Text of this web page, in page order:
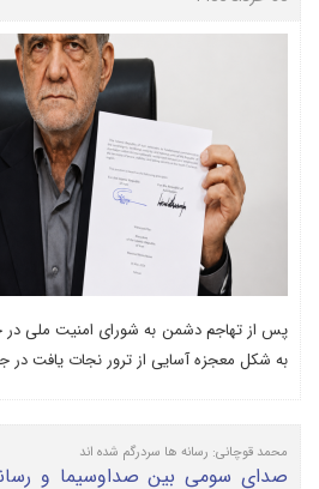
به شکل معجزه آسایی از ترور نجات یافت در جنگ
محمد قوچانی: رسانه ها سردرگم شده اند
صدای سومی بین صداوسیما و